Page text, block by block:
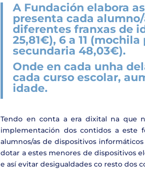
A Fundación elabora
presenta cada
diferentes franxas de
25,81€), 6 a 11
secundaria 48,03€).
Onde en cada unha
cada curso escolar,
idade.
Tendo en conta a era dixital na que
implementación dos contidos a este
alumnos/as de dispositivos
dotar a estes menores de dispositivos
e así evitar desigualdades co resto dos